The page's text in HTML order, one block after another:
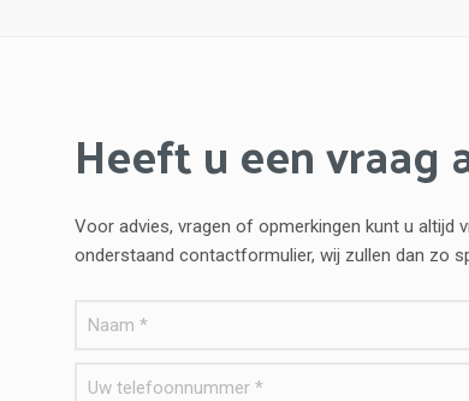
Heeft u een vraag
Voor advies, vragen of opmerkingen kunt u altijd
onderstaand contactformulier, wij zullen dan zo